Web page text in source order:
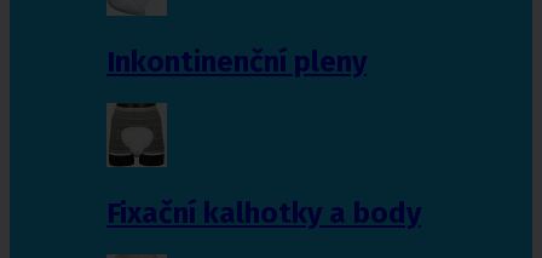
Inkontinenční pleny
Fixační kalhotky a body